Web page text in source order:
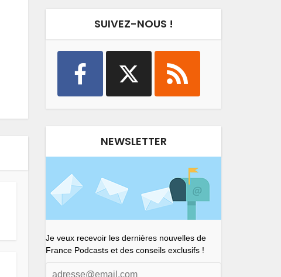
SUIVEZ-NOUS !
NEWSLETTER
Je veux recevoir les dernières nouvelles de
France Podcasts et des conseils exclusifs !